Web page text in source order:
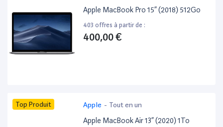
Apple MacBook Pro 15” (2018) 512Go
403 offres à partir de :
400,00 €
Top Produit Apple - Tout en un
Apple MacBook Air 13” (2020) 1To